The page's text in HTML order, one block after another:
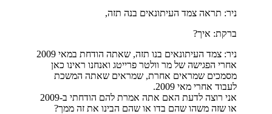
ניר: תראה צמד העיתונאים בנה תזה,
ברקת: איך?
ניר: צמד העיתונאים בנו תזה, שאתה הודחת במאי 2009
אחרי הפגישה של מר וולטר פרייטג ואנחנו ראינו כאן
מסמכים שמראים אחרת, שמראים שאתה המשכת
לעבוד אחרי מאי 2009.
אני רוצה לדעת האם אתה אמרת להם הודחתי ב-2009
או שזה משהו שהם בדו או שהם הבינו את זה ממך?